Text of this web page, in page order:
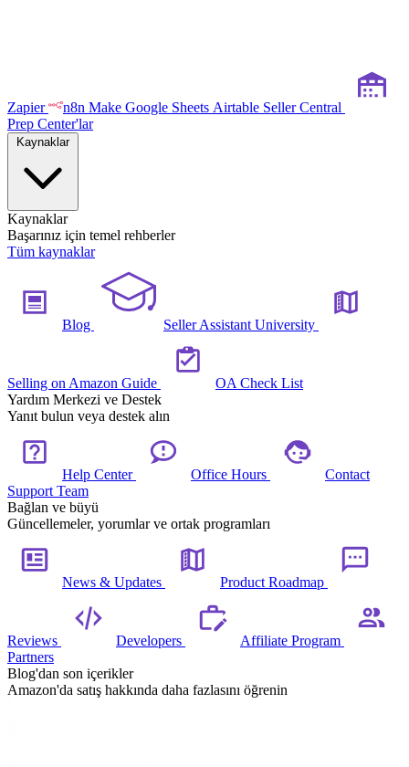
Zapier n8n Make Google Sheets Airtable Seller Central
Prep Center'lar
Kaynaklar
Kaynaklar
Başarınız için temel rehberler
Tüm kaynaklar
Blog Seller Assistant University
Selling on Amazon Guide
OA Check List
Yardım Merkezi ve Destek
Yanıt bulun veya destek alın
Help Center Office Hours
Contact
Support Team
Bağlan ve büyü
Güncellemeler, yorumlar ve ortak programları
News & Updates Product Roadmap
Reviews Developers
Affiliate Program
Partners
Blog'dan son içerikler
Amazon'da satış hakkında daha fazlasını öğrenin